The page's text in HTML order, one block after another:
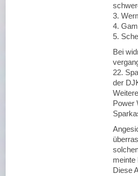
3.
4.
5.
Bei
22.
der
Power
meinte
Diese